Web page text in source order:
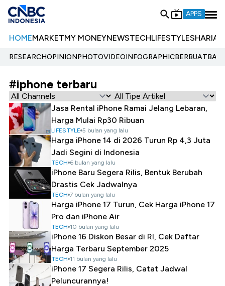
APPS
HOMEMARKETMY MONEYNEWSTECHLIFESTYLESHARIA
RESEARCHOPINIONPHOTOVIDEOINFOGRAPHIC
#iphone terbaru
Jasa Rental iPhone Ramai Jelang Lebaran,
Harga Mulai Rp30 Ribuan
LIFESTYLE 5 bulan yang lalu
Harga iPhone 14 di 2026 Turun Rp 4,3 Juta
Jadi Segini di Indonesia
TECH 6 bulan yang lalu
iPhone Baru Segera Rilis, Bentuk Berubah
Drastis Cek Jadwalnya
TECH 7 bulan yang lalu
Harga iPhone 17 Turun, Cek Harga iPhone 17
Pro dan iPhone Air
TECH 10 bulan yang lalu
iPhone 16 Diskon Besar di RI, Cek Daftar
Harga Terbaru September 2025
TECH 11 bulan yang lalu
iPhone 17 Segera Rilis, Catat Jadwal
Peluncurannya!